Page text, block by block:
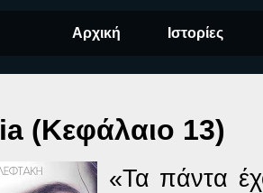
Αρχική Ιστορίες
(Κεφάλαιο 13)
«Τα πάντα